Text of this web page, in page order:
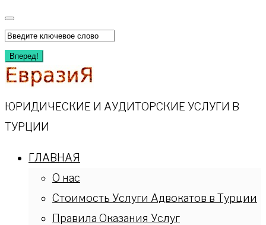
Перейти
к
содержимому
Искать:
Вперед!
ЮРИДИЧЕСКИЕ И АУДИТОРСКИЕ УСЛУГИ В
ТУРЦИИ
ГЛАВНАЯ
О нас
Стоимость Услуги Адвокатов в Турции
Правила Оказания Услуг